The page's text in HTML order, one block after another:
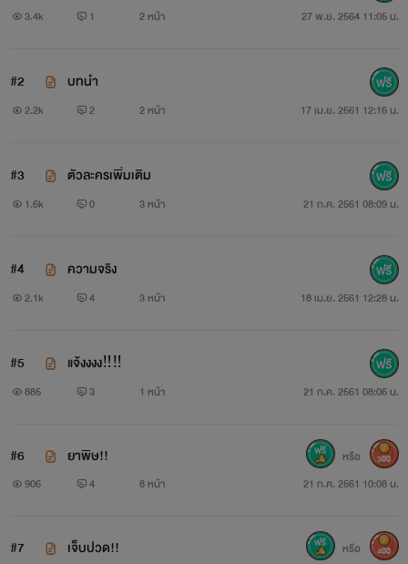
คิดได้ในวันที่สายเกินไปจนไม่อาจจะไคว้คว้าเธอกลับคืนมาได้
“ทำไม ทำไมหนูต้องทำแบบนี้ ทำไมหนูถึงทิ้งพี่ไปแบบนี้..
=br=
ดัดแปลงแก้ไขโดยไม่ได้รับอนุญาติ# ‼️‼️
3.4k 1 2 หน้า 27 พ.ย. 2564 11:05 น.
#2 บทนำ
2.2k 2 2 หน้า 17 เม.ย. 2561 12:16 น.
#3 ตัวละครเพิ่มเติม
1.6k 0 3 หน้า 21 ก.ค. 2561 08:09 น.
#4 ความจริง
2.1k 4 3 หน้า 18 เม.ย. 2561 12:28 น.
#5 แจ้งงงง‼️‼️
885 3 1 หน้า 21 ก.ค. 2561 08:06 น.
#6 ยาพิษ!!
906 4 8 หน้า 21 ก.ค. 2561 10:08 น.
หรือ 300
#7 เจ็บปวด!! หรือ 400